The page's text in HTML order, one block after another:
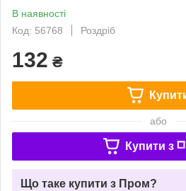
В наявності
Код: 56768
Роздріб
132 ₴
або
Купити з
Що таке купити з Пром?